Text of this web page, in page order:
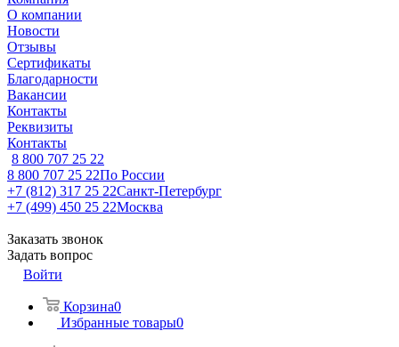
О компании
Новости
Отзывы
Сертификаты
Благодарности
Вакансии
Контакты
Реквизиты
Контакты
8 800 707 25 22
8 800 707 25 22По России
+7 (812) 317 25 22Санкт-Петербург
+7 (499) 450 25 22Москва
Заказать звонок
Задать вопрос
Войти
Корзина0
Избранные товары0